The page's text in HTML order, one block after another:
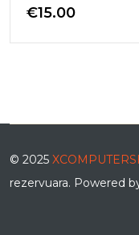
€15.00
© 2025
rezervuara. Powered